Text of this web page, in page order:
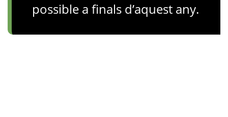
possible a finals d’aquest any.